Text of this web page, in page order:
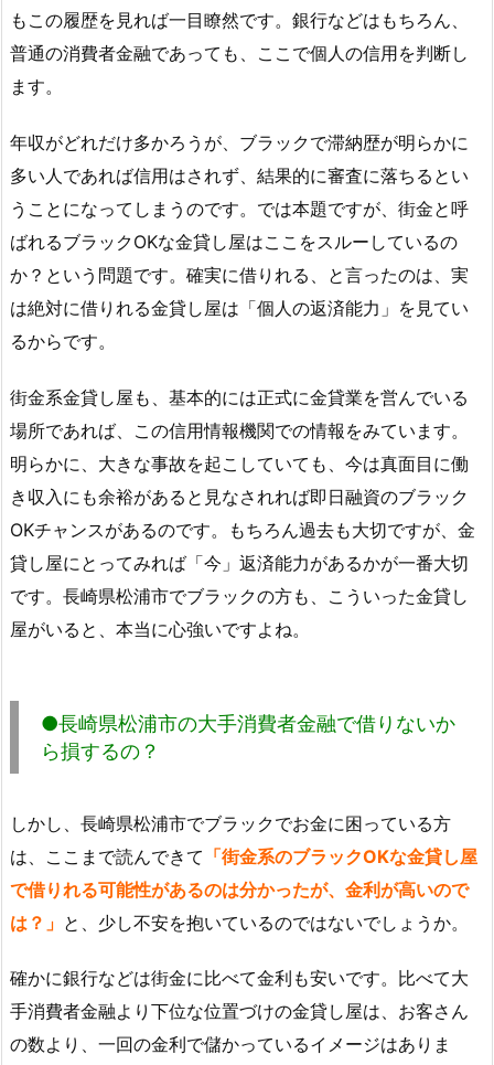
もこの履歴を見れば一目瞭然です。銀行などはもちろん、
普通の消費者金融であっても、ここで個人の信用を判断し
ます。
年収がどれだけ多かろうが、ブラックで滞納歴が明らかに
多い人であれば信用はされず、結果的に審査に落ちるとい
うことになってしまうのです。では本題ですが、街金と呼
ばれるブラックOKな金貸し屋はここをスルーしているの
か？という問題です。確実に借りれる、と言ったのは、実
は絶対に借りれる金貸し屋は「個人の返済能力」を見てい
るからです。
街金系金貸し屋も、基本的には正式に金貸業を営んでいる
場所であれば、この信用情報機関での情報をみています。
明らかに、大きな事故を起こしていても、今は真面目に働
き収入にも余裕があると見なされれば即日融資のブラック
OKチャンスがあるのです。もちろん過去も大切ですが、金
貸し屋にとってみれば「今」返済能力があるかが一番大切
です。長崎県松浦市でブラックの方も、こういった金貸し
屋がいると、本当に心強いですよね。
●長崎県松浦市の大手消費者金融で借りないか
ら損するの？
しかし、長崎県松浦市でブラックでお金に困っている方
は、ここまで読んできて 「街金系のブラックOKな金貸し屋
で借りれる可能性があるのは分かったが、金利が高いので
は？」 と、少し不安を抱いているのではないでしょうか。
確かに銀行などは街金に比べて金利も安いです。比べて大
手消費者金融より下位な位置づけの金貸し屋は、お客さん
の数より、一回の金利で儲かっているイメージはありま